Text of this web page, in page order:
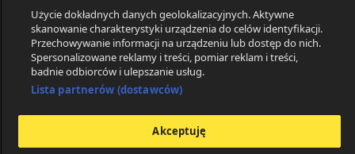
Kontakt
Impressum
Ustawienia prywatności
Polecane witryny
Oferty bonusowe
ScoreBar
Użycie dokładnych danych geolokalizacyjnych. Aktywne
skanowanie charakterystyki urządzenia do celów identyfikacji.
Przechowywanie informacji na urządzeniu lub dostęp do nich.
Spersonalizowane reklamy i treści, pomiar reklam i treści,
badnie odbiorców i ulepszanie usług.
Lista partnerów (dostawców)
Akceptuję
opinion on your experience with
our site with a short survey